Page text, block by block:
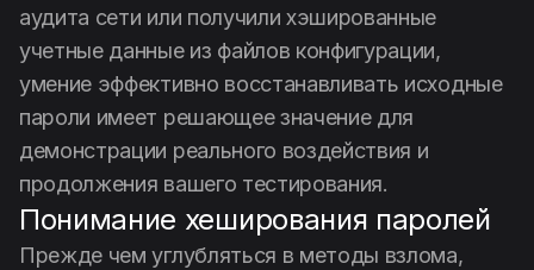
аудита сети или получили хэшированные
учетные данные из файлов конфигурации,
умение эффективно восстанавливать исходные
пароли имеет решающее значение для
демонстрации реального воздействия и
продолжения вашего тестирования.
Понимание хеширования паролей
Прежде чем углубляться в методы взлома,